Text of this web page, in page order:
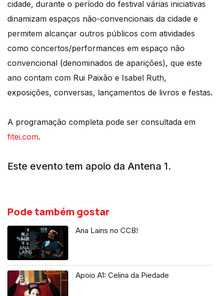
cidade, durante o período do festival várias iniciativas
dinamizam espaços não-convencionais da cidade e
permitem alcançar outros públicos com atividades
como concertos/performances em espaço não
convencional (denominados de aparições), que este
ano contam com Rui Paixão e Isabel Ruth,
exposições, conversas, lançamentos de livros e festas.
A programação completa pode ser consultada em
fitei.com.
Este evento tem apoio da Antena 1.
Pode também gostar
Ana Lains no CCB!
Apoio A1: Celina da Piedade